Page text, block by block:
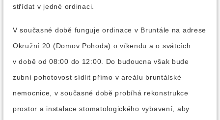
střídat v jedné ordinaci.
V současné době funguje ordinace v Bruntále na adrese
Okružní 20 (Domov Pohoda) o víkendu a o svátcích
v době od 08:00 do 12:00. Do budoucna však bude
zubní pohotovost sídlit přímo v areálu bruntálské
nemocnice, v současné době probíhá rekonstrukce
prostor a instalace stomatologického vybavení, aby